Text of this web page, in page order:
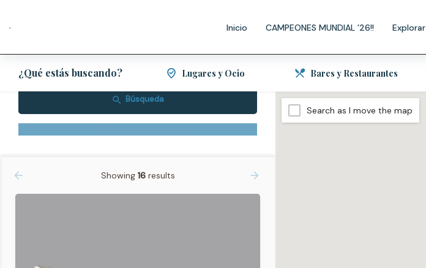
Inicio CAMPEONES MUNDIAL ’26!! Explorar
¿Qué estás buscando? Lugares y Ocio Bares y Restaurantes
Los más valorados
Búsqueda
Showing 16results
Search as I move the map